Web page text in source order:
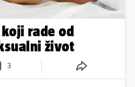
rade od
život
3